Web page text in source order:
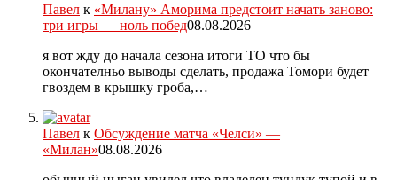
Павел к «Милану» Аморима предстоит начать заново:
три игры — ноль побед08.08.2026
я вот жду до начала сезона итоги ТО что бы
окончателньо выводы сделать, продажа Томори будет
гвоздем в крышку гроба,…
Павел к Обсуждение матча «Челси» —
«Милан»08.08.2026